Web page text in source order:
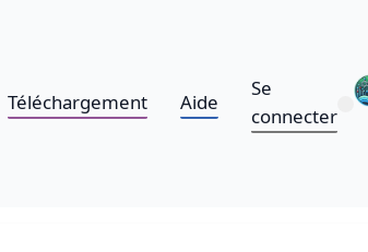
Téléchargement Aide
Se
connecter